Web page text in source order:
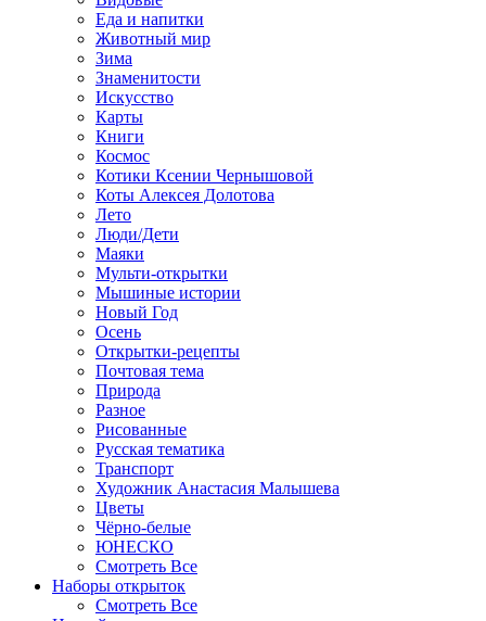
Еда и напитки
Животный мир
Зима
Знаменитости
Искусство
Карты
Книги
Космос
Котики Ксении Чернышовой
Коты Алексея Долотова
Лето
Люди/Дети
Маяки
Мульти-открытки
Мышиные истории
Новый Год
Осень
Открытки-рецепты
Почтовая тема
Природа
Разное
Рисованные
Русская тематика
Транспорт
Художник Анастасия Малышева
Цветы
Чёрно-белые
ЮНЕСКО
Смотреть Все
Наборы открыток
Смотреть Все